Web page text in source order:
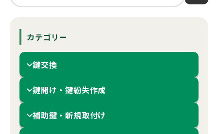
カテゴリー
鍵交換
鍵開け・鍵紛失作成
補助鍵・新規取付け